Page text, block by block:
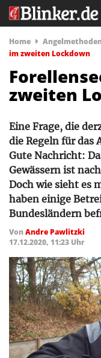
Home
im zweiten Lockdown
zweiten
Eine Frage, die
die Regeln für das
Gute Nachricht:
Gewässern ist
Doch wie sieht es
haben einige
Bundesländern
VonAndre Pawlitzki
17.12.2020, 11:23 Uhr